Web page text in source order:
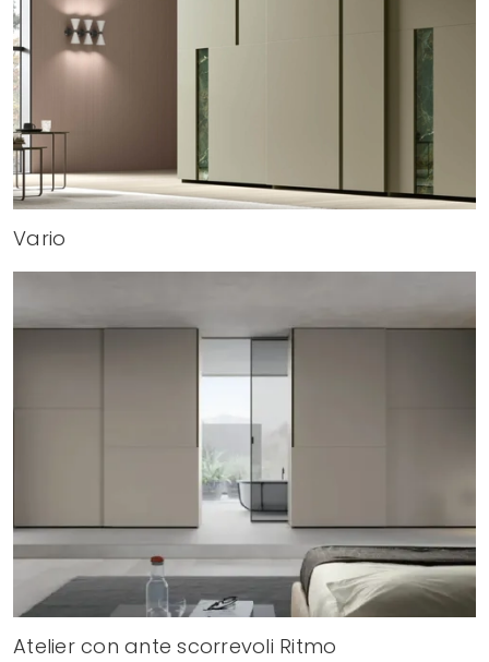
Vario
Atelier con ante scorrevoli Ritmo